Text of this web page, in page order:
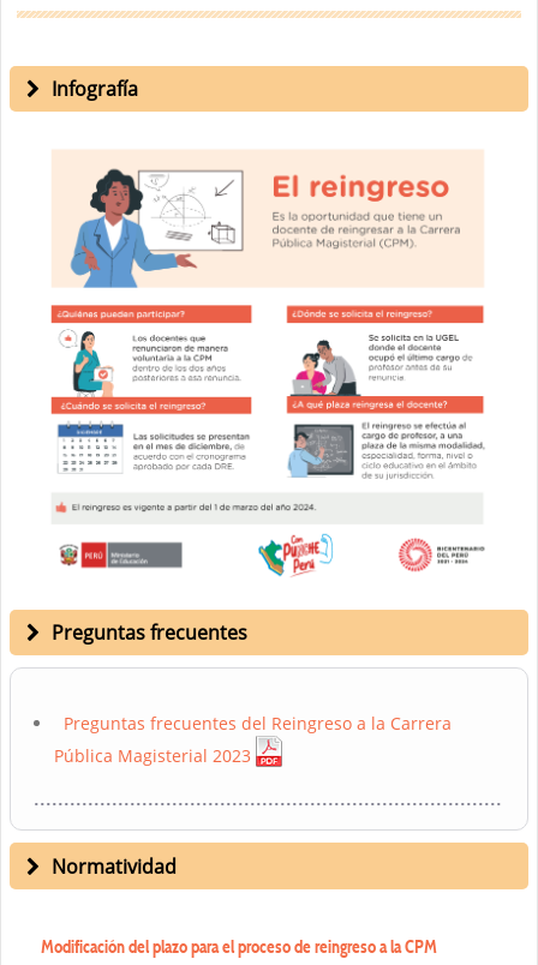
Infografía
Preguntas frecuentes
Preguntas frecuentes del Reingreso a la Carrera
Pública Magisterial 2023
Normatividad
Modificación del plazo para el proceso de reingreso a la CPM